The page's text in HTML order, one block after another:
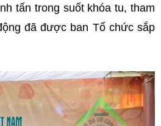
tấn trong suốt khóa tu, tham
đã được ban Tổ chức sắp